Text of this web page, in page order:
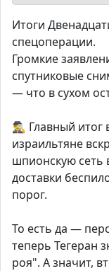
Итоги
спецоперации.
Громкие
спутниковые
— что в сухом
🕵️‍♂️ Главный
израильтяне
шпионскую сеть
доставки
порог.
То есть да —
теперь Тегеран
роя". А значит,